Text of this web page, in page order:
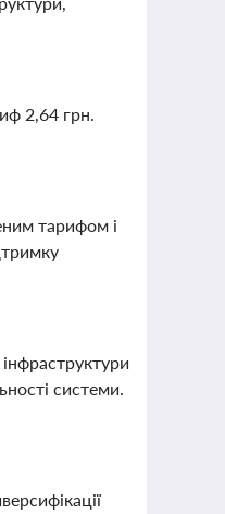
2,64 грн.
тарифом і
системи.